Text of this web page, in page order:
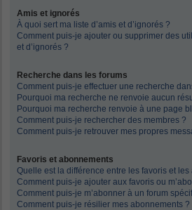
Amis et ignorés
À quoi sert ma liste d’amis et d’ignorés ?
Comment puis-je ajouter ou supprimer des
et d’ignorés ?
Recherche dans les forums
Comment puis-je effectuer une recherche
Pourquoi ma recherche ne renvoie aucun
Pourquoi ma recherche renvoie à une page
Comment puis-je rechercher des membres ?
Comment puis-je retrouver mes propres
Favoris et abonnements
Quelle est la différence entre les favoris et les
Comment puis-je ajouter aux favoris ou
Comment puis-je m’abonner à un forum
Comment puis-je résilier mes abonnements ?